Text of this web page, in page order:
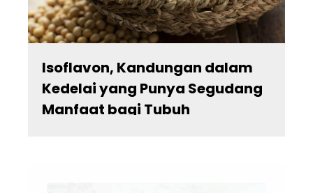
Isoflavon, Kandungan dalam
Kedelai yang Punya Segudang
Manfaat bagi Tubuh